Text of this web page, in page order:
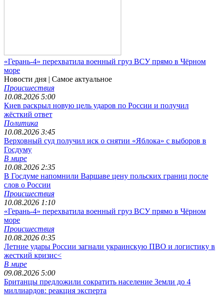
«Герань-4» перехватила военный груз ВСУ прямо в Чёрном
море
Новости дня | Самое актуальное
Происшествия
10.08.2026 5:00
Киев раскрыл новую цель ударов по России и получил
жёсткий ответ
Политика
10.08.2026 3:45
Верховный суд получил иск о снятии «Яблока» с выборов в
Госдуму
В мире
10.08.2026 2:35
В Госдуме напомнили Варшаве цену польских границ после
слов о России
Происшествия
10.08.2026 1:10
«Герань-4» перехватила военный груз ВСУ прямо в Чёрном
море
Происшествия
10.08.2026 0:35
Летние удары России загнали украинскую ПВО и логистику в
жесткий кризис<
В мире
09.08.2026 5:00
Британцы предложили сократить население Земли до 4
миллиардов: реакция эксперта